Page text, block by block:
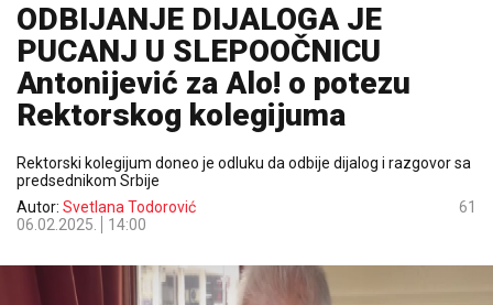
ODBIJANJE DIJALOGA JE
PUCANJ U SLEPOOČNICU
Antonijević za Alo! o potezu
Rektorskog kolegijuma
Rektorski kolegijum doneo je odluku da odbije dijalog i razgovor sa
predsednikom Srbije
Autor: Svetlana Todorović
06.02.2025.
14:00
61